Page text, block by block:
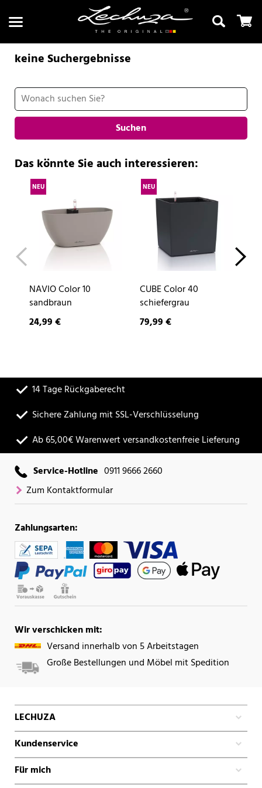
Suchen
keine Suchergebnisse
Suchen
Das könnte Sie auch interessieren:
NEU
NAVIO Color 10
sandbraun
24,99 €
NEU
CUBE Color 40
schiefergrau
79,99 €
14 Tage Rückgaberecht
Sichere Zahlung mit SSL-Verschlüsselung
Ab 65,00€ Warenwert versandkostenfreie Lieferung
Service-Hotline 0911 9666 2660
Zum Kontaktformular
Zahlungsarten:
Wir verschicken mit:
Versand innerhalb von 5 Arbeitstagen
Große Bestellungen und Möbel mit Spedition
LECHUZA
Kundenservice
Für mich